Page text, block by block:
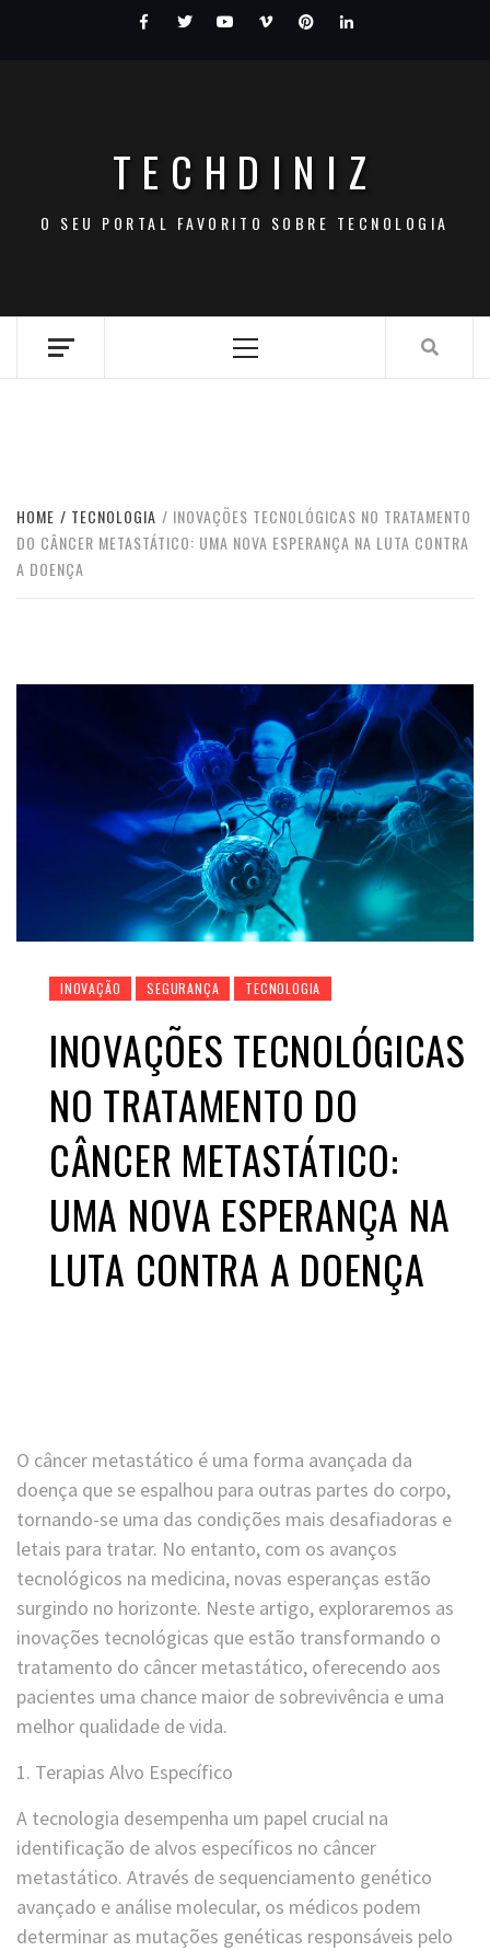
FacebookTwitterYoutubeVimeo PinterestLinkedIn
TECHDINIZ
O SEU PORTAL FAVORITO SOBRE TECNOLOGIA
Menu
HOME TECNOLOGIA
INOVAÇÕES TECNOLÓGICAS NO TRATAMENTO
DO CÂNCER METASTÁTICO: UMA NOVA ESPERANÇA NA LUTA CONTRA
A DOENÇA
INOVAÇÃO SEGURANÇA TECNOLOGIA
INOVAÇÕES TECNOLÓGICAS
NO TRATAMENTO DO
CÂNCER METASTÁTICO:
UMA NOVA ESPERANÇA NA
LUTA CONTRA A DOENÇA
O câncer metastático é uma forma avançada da
doença que se espalhou para outras partes do corpo,
tornando-se uma das condições mais desafiadoras e
letais para tratar. No entanto, com os avanços
tecnológicos na medicina, novas esperanças estão
surgindo no horizonte. Neste artigo, exploraremos as
inovações tecnológicas que estão transformando o
tratamento do câncer metastático, oferecendo aos
pacientes uma chance maior de sobrevivência e uma
melhor qualidade de vida.
1. Terapias Alvo Específico
A tecnologia desempenha um papel crucial na
identificação de alvos específicos no câncer
metastático. Através de sequenciamento genético
avançado e análise molecular, os médicos podem
determinar as mutações genéticas responsáveis pelo